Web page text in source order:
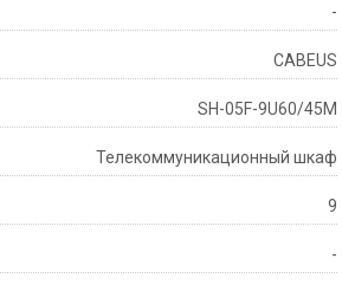
-
CABEUS
SH-05F-9U60/45M
Телекоммуникационный шкаф
9
-